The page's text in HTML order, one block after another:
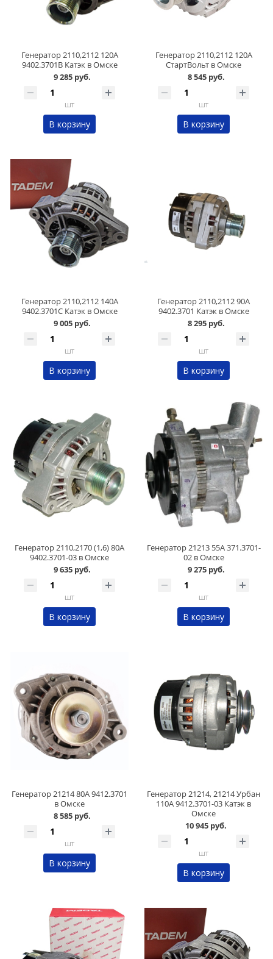
Генератор 2110,2112 120А
9402.3701B Катэк в Омске
9 285 руб.
шт
В корзину
Генератор 2110,2112 120А
СтартВольт в Омске
8 545 руб.
шт
В корзину
Генератор 2110,2112 140А
9402.3701C Катэк в Омске
9 005 руб.
шт
В корзину
Генератор 2110,2112 90А
9402.3701 Катэк в Омске
8 295 руб.
шт
В корзину
Генератор 2110,2170 (1,6) 80А
9402.3701-03 в Омске
9 635 руб.
шт
В корзину
Генератор 21213 55А 371.3701-
02 в Омске
9 275 руб.
шт
В корзину
Генератор 21214 80А 9412.3701
в Омске
8 585 руб.
шт
В корзину
Генератор 21214, 21214 Урбан
110А 9412.3701-03 Катэк в
Омске
10 945 руб.
шт
В корзину